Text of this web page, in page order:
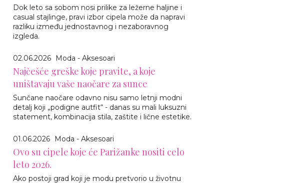
Dok leto sa sobom nosi prilike za ležerne haljine i
casual stajlinge, pravi izbor cipela može da napravi
razliku između jednostavnog i nezaboravnog
izgleda.
02.06.2026 Moda - Aksesoari
Najčešće greške koje pravite, a koje
uništavaju vaše naočare za sunce
Sunčane naočare odavno nisu samo letnji modni
detalj koji „podigne autfit“ - danas su mali luksuzni
statement, kombinacija stila, zaštite i lične estetike.
01.06.2026 Moda - Aksesoari
Ovo su cipele koje će Parižanke nositi celo
leto 2026.
Ako postoji grad koji je modu pretvorio u životnu